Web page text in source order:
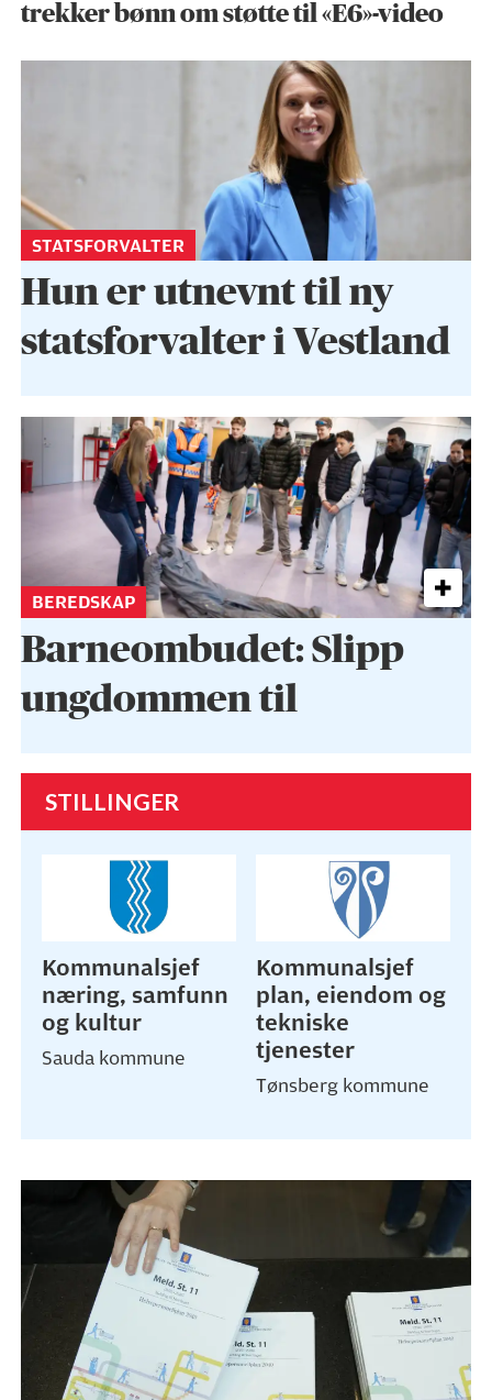
trekker bønn om støtte til «E6»-video
STATSFORVALTER
Hun er utnevnt til ny
statsforvalter i Vestland
BEREDSKAP
Barneombudet: Slipp
ungdommen til
STILLINGER
Kommunalsjef
næring, samfunn
og kultur
Sauda kommune
Kommunalsjef
plan, eiendom og
tekniske
tjenester
Tønsberg kommune